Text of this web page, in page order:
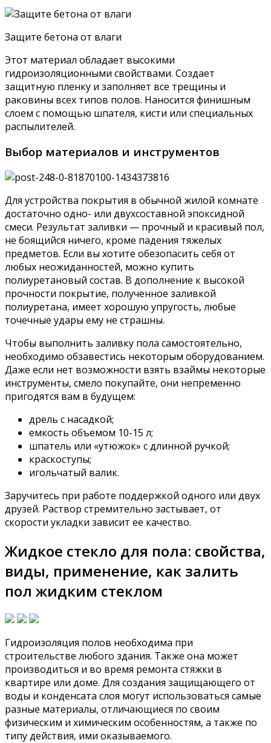
Защите бетона от влаги
Этот материал обладает высокими
гидроизоляционными свойствами. Создает
защитную пленку и заполняет все трещины и
раковины всех типов полов. Наносится финишным
слоем с помощью шпателя, кисти или специальных
распылителей.
Выбор материалов и инструментов
Для устройства покрытия в обычной жилой комнате
достаточно одно- или двухсоставной эпоксидной
смеси. Результат заливки — прочный и красивый пол,
не боящийся ничего, кроме падения тяжелых
предметов. Если вы хотите обезопасить себя от
любых неожиданностей, можно купить
полиуретановый состав. В дополнение к высокой
прочности покрытие, полученное заливкой
полиуретана, имеет хорошую упругость, любые
точечные удары ему не страшны.
Чтобы выполнить заливку пола самостоятельно,
необходимо обзавестись некоторым оборудованием.
Даже если нет возможности взять взаймы некоторые
инструменты, смело покупайте, они непременно
пригодятся вам в будущем:
дрель с насадкой;
емкость объемом 10-15 л;
шпатель или «утюжок» с длинной ручкой;
краскоступы;
игольчатый валик.
Заручитесь при работе поддержкой одного или двух
друзей. Раствор стремительно застывает, от
скорости укладки зависит ее качество.
Жидкое стекло для пола: свойства,
виды, применение, как залить
пол жидким стеклом
Гидроизоляция полов необходима при
строительстве любого здания. Также она может
производиться и во время ремонта стяжки в
квартире или доме. Для создания защищающего от
воды и конденсата слоя могут использоваться самые
разные материалы, отличающиеся по своим
физическим и химическим особенностям, а также по
типу действия, ими оказываемого.